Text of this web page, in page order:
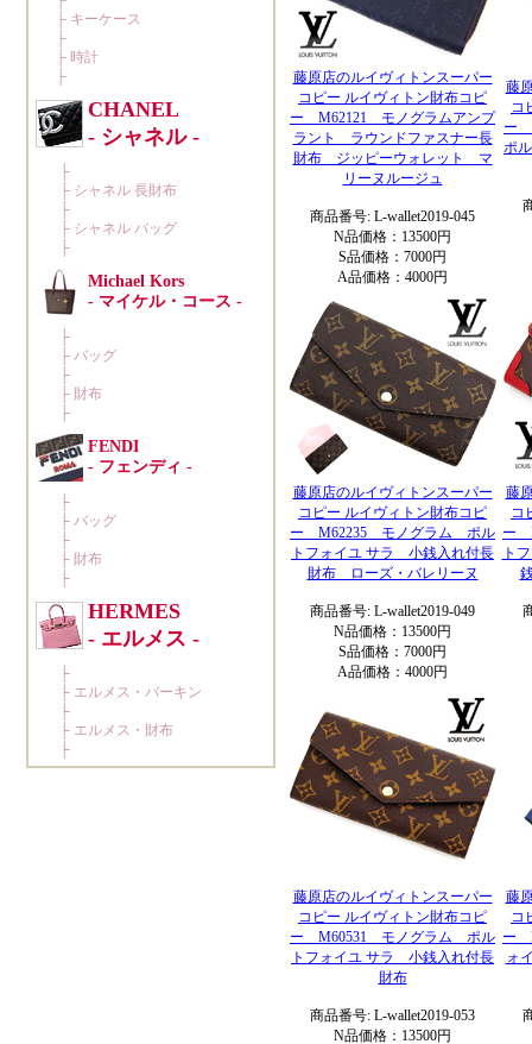
藤原店のルイヴィトンスーパー
コピー ルイヴィトン財布コピ
ー M62121 モノグラムアンプ
ラント ラウンドファスナー長
財布 ジッピーウォレット マ
リーヌルージュ
商品番号: L-wallet2019-045
N品価格：13500円
S品価格：7000円
A品価格：4000円
藤
コ
ー
ポ
藤原店のルイヴィトンスーパー
コピー ルイヴィトン財布コピ
ー M62235 モノグラム ポル
トフォイユ サラ 小銭入れ付長
財布 ローズ・バレリーヌ
商品番号: L-wallet2019-049
N品価格：13500円
S品価格：7000円
A品価格：4000円
藤
コ
ー
ト
藤原店のルイヴィトンスーパー
コピー ルイヴィトン財布コピ
ー M60531 モノグラム ポル
トフォイユ サラ 小銭入れ付長
財布
商品番号: L-wallet2019-053
N品価格：13500円
藤
コ
ー
ォ